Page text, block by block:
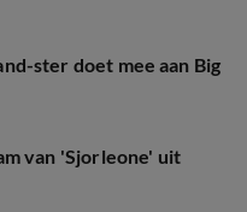
ster doet mee aan Big
van 'Sjorleone' uit